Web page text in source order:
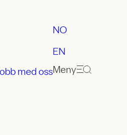
med oss
NO
EN
Meny